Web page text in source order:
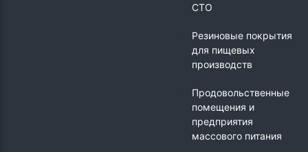
СТО
Резиновые покрытия
для пищевых
производств
Продовольственные
помещения и
предприятия
массового питания